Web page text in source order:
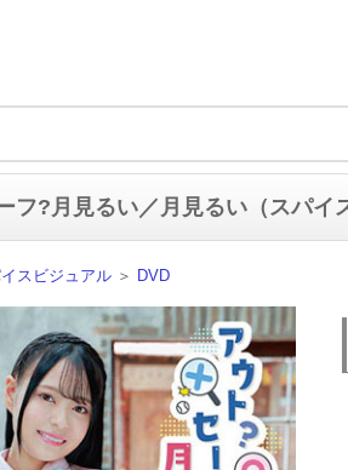
フ?月見るい／月見るい（スパイ
スビジュアル ＞ DVD